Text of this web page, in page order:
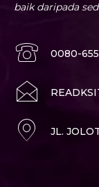
baik daripada
0080-
JL.